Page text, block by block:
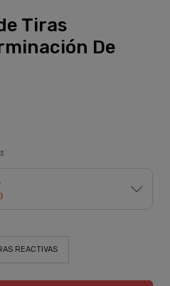
Tiras
De
REACTIVAS